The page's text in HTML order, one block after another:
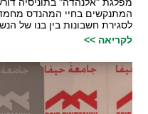
המתנקשים בחיי המהנדס מחמד
לסגירת חשבונות בין בנו של
לקריאה >>